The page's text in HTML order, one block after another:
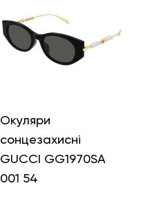
Окуляри
сонцезахисні
GUCCI GG1970SA
001 54